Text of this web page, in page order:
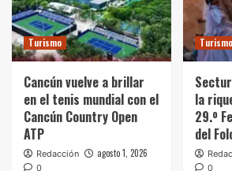
Turismo
Cancún vuelve a brillar
en el tenis mundial con el
Cancún Country Open
ATP
Redacción agosto 1, 2026
0
Turismo
la
29.º
del
0